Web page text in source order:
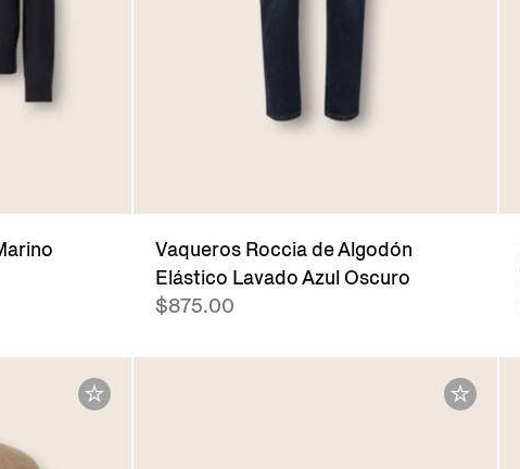
Vaqueros Roccia de Algodón
Elástico Lavado Azul Oscuro
$875.00